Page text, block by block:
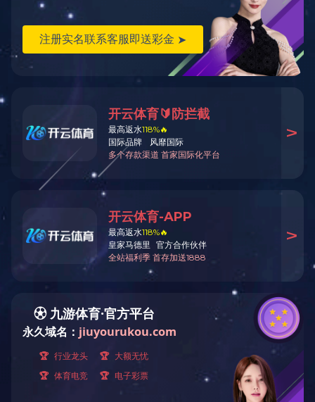
“十四
日期：2025-11-28
11月28日，工程局承建的“十四五”粤
州抽水蓄能电站全面建成，成为我国消纳清
业新纪录，也刷新了国内同类抽水蓄能电站
自2023年9月梅蓄二期开工以来，工程
序。从定子铁芯10.4万多张0.5毫米硅钢片
控，到导轴承摆度50微米精品指标的圆满
领域的“金字招牌”愈发闪亮。
如今，梅蓄电站一期、二期全面衔接发
后，每年最多可消纳清洁能源72亿千瓦时，